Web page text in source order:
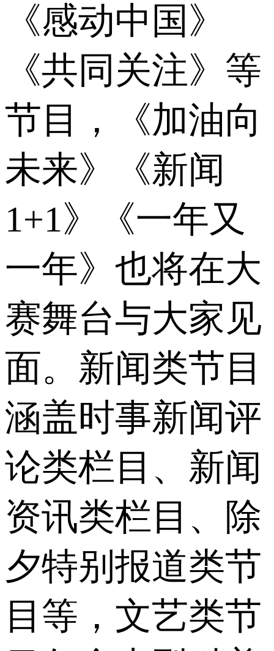
《感动中国》
《共同关注》等
节目，《加油向
未来》《新闻
1+1》《一年又
一年》也将在大
赛舞台与大家见
面。新闻类节目
涵盖时事新闻评
论类栏目、新闻
资讯类栏目、除
夕特别报道类节
目等，文艺类节